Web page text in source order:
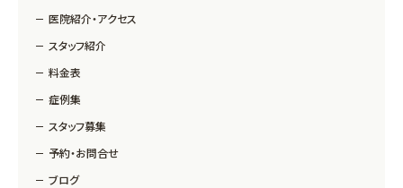
医院紹介・アクセス
スタッフ紹介
料金表
症例集
スタッフ募集
予約・お問合せ
ブログ